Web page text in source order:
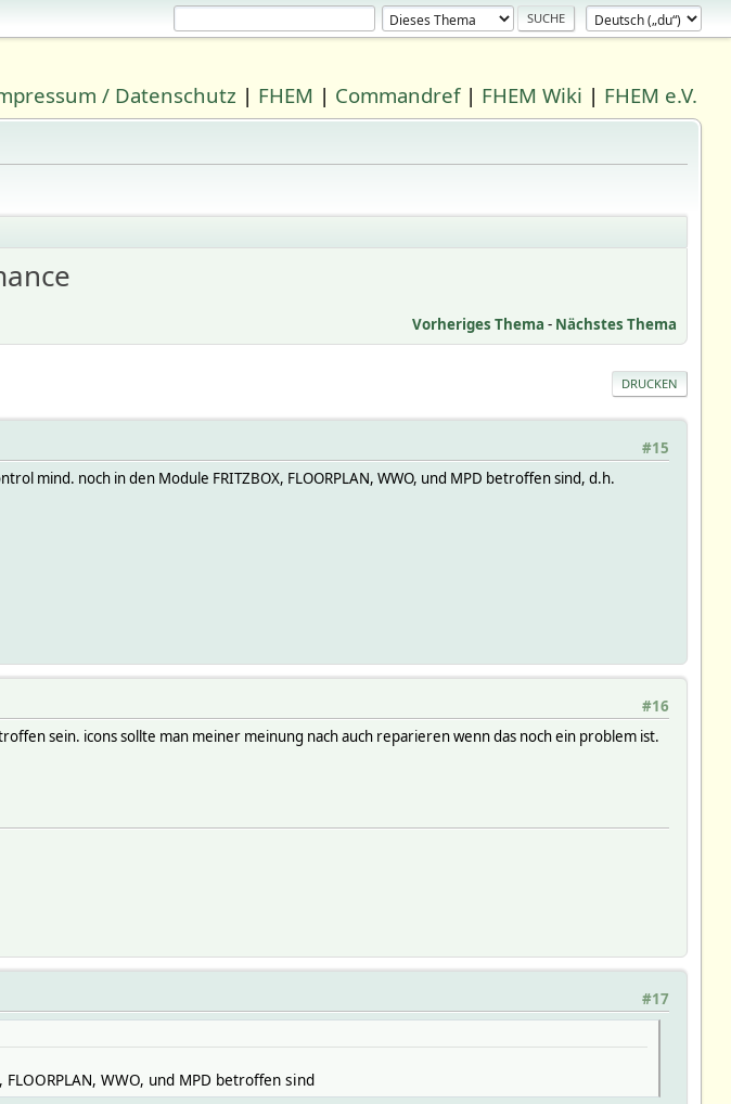
/ Datenschutz | FHEM | Commandref| FHEM Wiki | FHEM e.V.
Vorheriges Thema - Nächstes Thema
DRUCKEN
#15
mind. noch in den Module FRITZBOX, FLOORPLAN, WWO, und MPD betroffen sind, d.h.
#16
sein. icons sollte man meiner meinung nach auch reparieren wenn das noch ein problem ist.
#17
WWO, und MPD betroffen sind